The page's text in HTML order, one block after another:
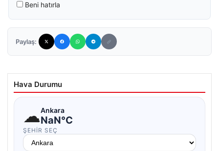
Beni hatırla
Paylaş:
Hava Durumu
☁Ankara
NaN°C
ŞEHIR SEÇ